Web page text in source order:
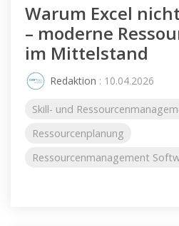
Warum Excel
– moderne
im Mittelstand
Redaktion : 10.04.2026
Skill- und
Ressourcenplanung
Ressourcenmanagement